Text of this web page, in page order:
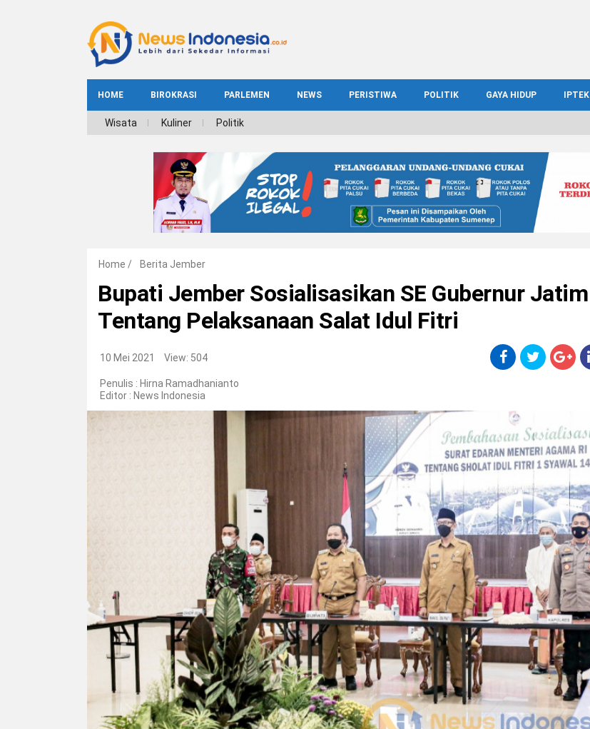
HOME BIROKRASI PARLEMEN NEWS PERISTIWA POLITIK GAYA HIDUP IPTEK
INDEKS BIROKRASI
Wisata Kuliner Politik
Home / Berita Jember
Bupati Jember Sosialisasikan SE Gubernur Jatim
Tentang Pelaksanaan Salat Idul Fitri
10 Mei 2021 View: 504
Penulis : Hirna Ramadhanianto
Editor : News Indonesia